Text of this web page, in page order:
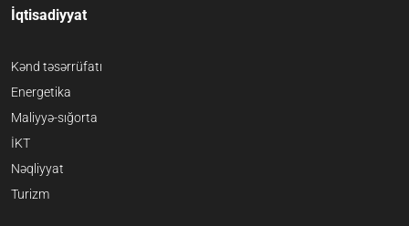
İqtisadiyyat
Kənd təsərrüfatı
Energetika
Maliyyə-sığorta
İKT
Nəqliyyat
Turizm